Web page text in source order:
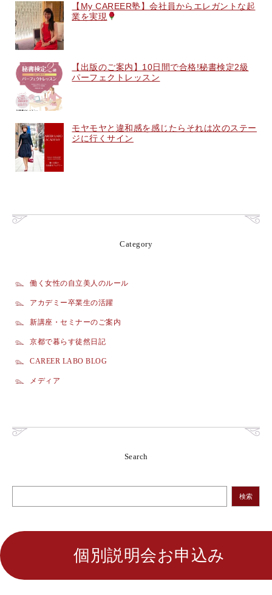
【My CAREER塾】会社員からエレガントな起
業を実現
【出版のご案内】10日間で合格!秘書検定2級
パーフェクトレッスン
モヤモヤと違和感を感じたらそれは次のステー
ジに行くサイン
Category
働く女性の自立美人のルール
アカデミー卒業生の活躍
新講座・セミナーのご案内
京都で暮らす徒然日記
CAREER LABO BLOG
メディア
Search
検索
個別説明会お申込み